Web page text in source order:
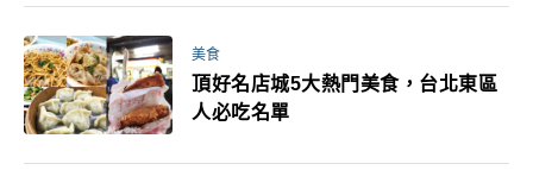
美食
頂好名店城5大熱門美食，台北東區
人必吃名單